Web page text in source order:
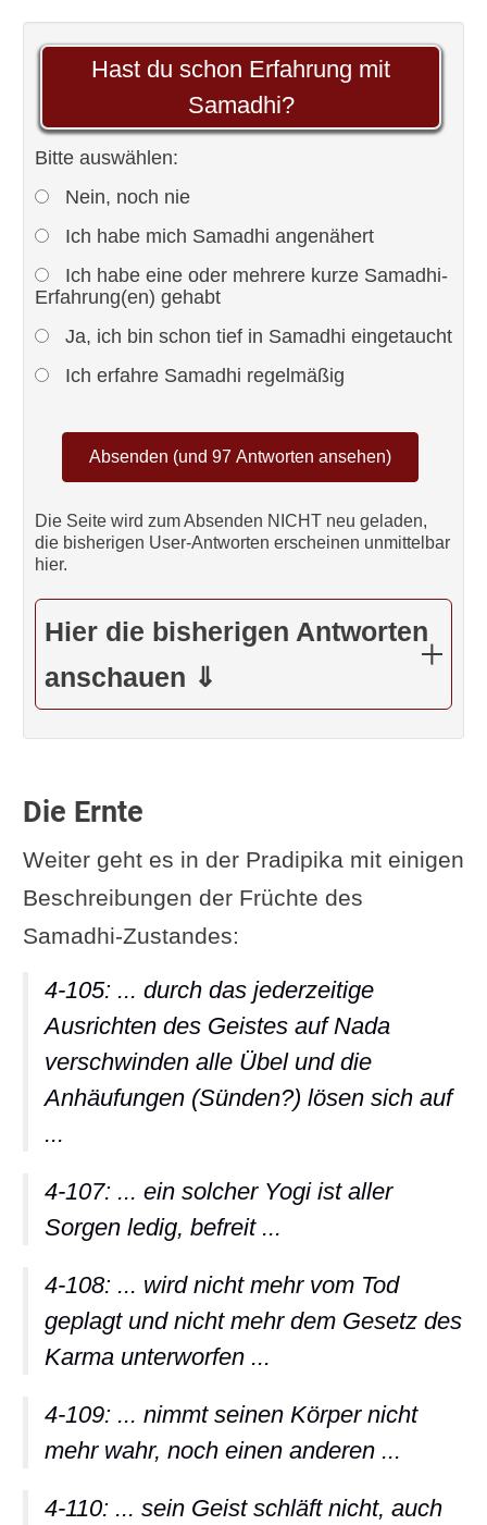
Hast du schon Erfahrung mit
Samadhi?
Bitte auswählen:
Nein, noch nie
Ich habe mich Samadhi angenähert
Ich habe eine oder mehrere kurze Samadhi-
Erfahrung(en) gehabt
Ja, ich bin schon tief in Samadhi eingetaucht
Ich erfahre Samadhi regelmäßig
Die Seite wird zum Absenden NICHT neu geladen,
die bisherigen User-Antworten erscheinen unmittelbar
hier.
Hier die bisherigen Antworten
anschauen ⇓
Die Ernte
Weiter geht es in der Pradipika mit einigen
Beschreibungen der Früchte des
Samadhi-Zustandes:
4-105: ... durch das jederzeitige
Ausrichten des Geistes auf Nada
verschwinden alle Übel und die
Anhäufungen (Sünden?) lösen sich auf
...
4-107: ... ein solcher Yogi ist aller
Sorgen ledig, befreit ...
4-108: ... wird nicht mehr vom Tod
geplagt und nicht mehr dem Gesetz des
Karma unterworfen ...
4-109: ... nimmt seinen Körper nicht
mehr wahr, noch einen anderen ...
4-110: ... sein Geist schläft nicht, auch